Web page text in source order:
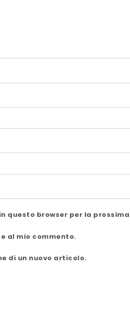
questo browser per la
al mio commento.
di un nuovo articolo.